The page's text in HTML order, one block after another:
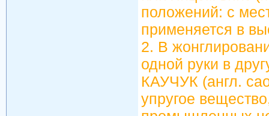
положений: с
применяется в
2. В
одной руки в
КАУЧУК (англ.
упругое